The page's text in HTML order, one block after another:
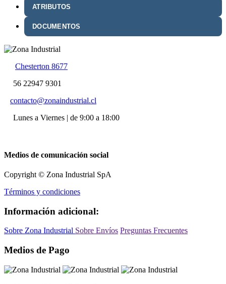
ATRIBUTOS
DOCUMENTOS
Chesterton 8677
56 22947 9301
contacto@zonaindustrial.cl
Lunes a Viernes | de 9:00 a 18:00
Medios de comunicación social
Copyright © Zona Industrial SpA
Términos y condiciones
Información adicional:
Sobre Zona Industrial Sobre Envíos Preguntas Frecuentes
Medios de Pago